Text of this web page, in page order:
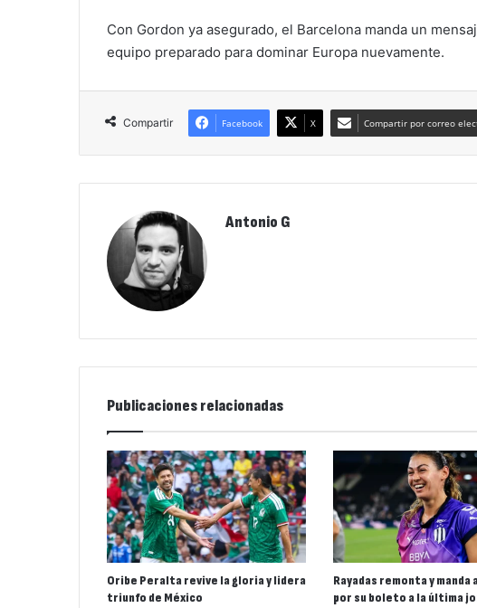
Con Gordon ya asegurado, el Barcelona manda un
equipo preparado para dominar Europa nuevamente.
Compartir Facebook X Compartir por correo
Antonio G
Publicaciones relacionadas
Oribe Peralta revive la gloria y lidera
triunfo de México
Rayadas remonta y manda
por su boleto a la última